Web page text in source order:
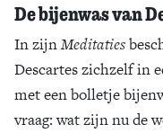
De bijenwas van
In zijnMeditaties
Descartes zichzelf in
met een bolletje
vraag: wat zijn nu de